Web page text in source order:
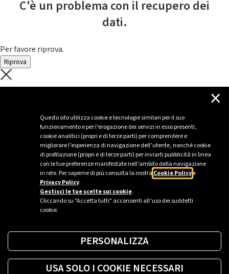
Questo sito utilizza cookie e tecnologie similari per il suo
funzionamento e per l’erogazione dei servizi in esso presenti,
cookie analitici (propri e di terze parti) per comprendere e
migliorare l’esperienza di navigazione dell’utente, nonché cookie
di profilazione (propri e di terze parti) per inviarti pubblicità in linea
con le tue preferenze manifestate nell’ambito della navigazione
in rete. Per saperne di più consulta la nostra Cookie Policye
Privacy Policy.
Gestisci le tue scelte sui cookie.
Cliccando su "Accetta tutti" acconsenti all’uso dei suddetti
cookie.
×
PERSONALIZZA
USA SOLO I COOKIE NECESSARI
C'è un problema con il recupero dei
dati.
Per favore riprova.
Riprova
C'è un problema con il recupero dei
Per favore riprova piú tardi
Sei un’azienda o una PA?
Trova la soluzione più giusta per te.
Richiedi una colonnina